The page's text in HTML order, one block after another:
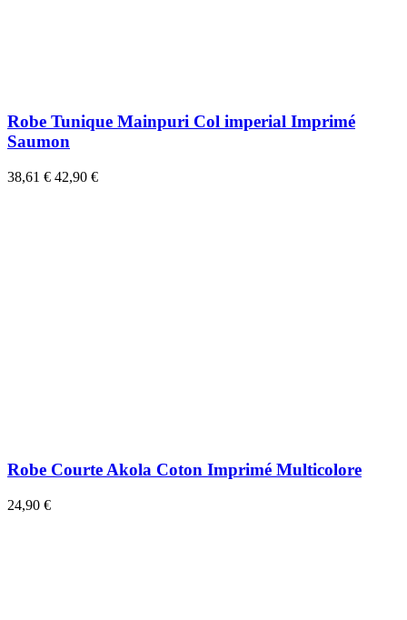
Robe Tunique Mainpuri Col imperial Imprimé
Saumon
38,61 € 42,90 €
Robe Courte Akola Coton Imprimé Multicolore
24,90 €